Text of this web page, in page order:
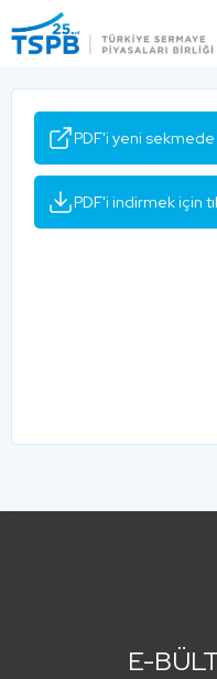
Close
PDF'i yeni sekmede
PDF'i indirmek için
E-